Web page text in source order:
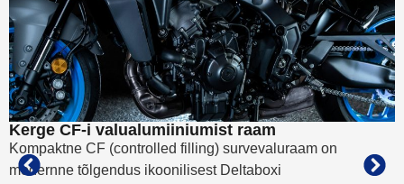
Kerge CF-i valualumiiniumist raam
Kompaktne CF (controlled filling) survevaluraam on
modernne tõlgendus ikoonilisest Deltaboxi